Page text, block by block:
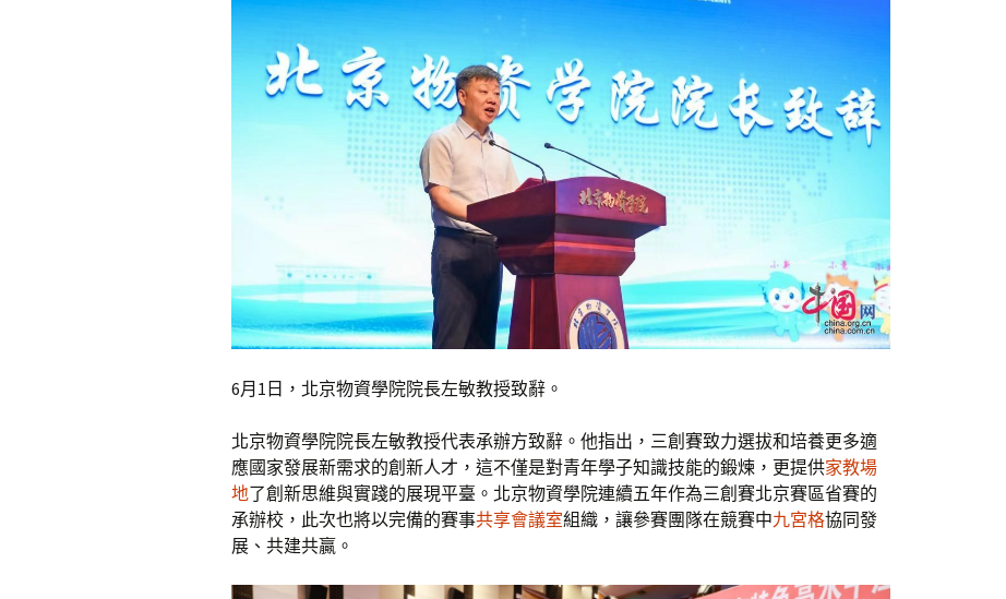
6月1日，北京物資學院院長左敏教授致辭。
北京物資學院院長左敏教授代表承辦方致辭。他指出，三創賽致力選拔和培養更多適
應國家發展新需求的創新人才，這不僅是對青年學子知識技能的鍛煉，更提供家教場
地了創新思維與實踐的展現平臺。北京物資學院連續五年作為三創賽北京賽區省賽的
承辦校，此次也將以完備的賽事共享會議室組織，讓參賽團隊在競賽中九宮格協同發
展、共建共贏。